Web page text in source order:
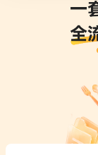
面对面聊增长